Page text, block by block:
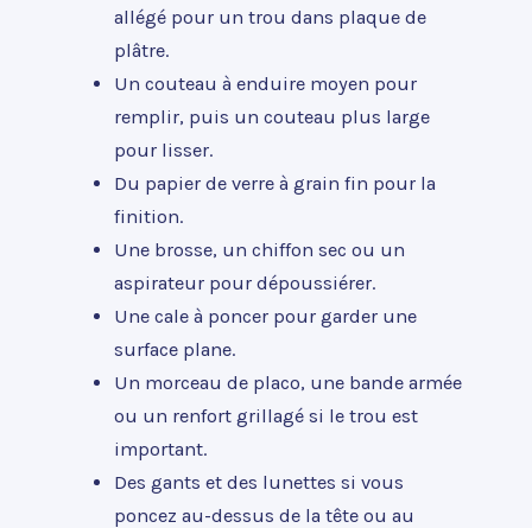
allégé pour un trou dans plaque de
plâtre.
Un couteau à enduire moyen pour
remplir, puis un couteau plus large
pour lisser.
Du papier de verre à grain fin pour la
finition.
Une brosse, un chiffon sec ou un
aspirateur pour dépoussiérer.
Une cale à poncer pour garder une
surface plane.
Un morceau de placo, une bande armée
ou un renfort grillagé si le trou est
important.
Des gants et des lunettes si vous
poncez au-dessus de la tête ou au